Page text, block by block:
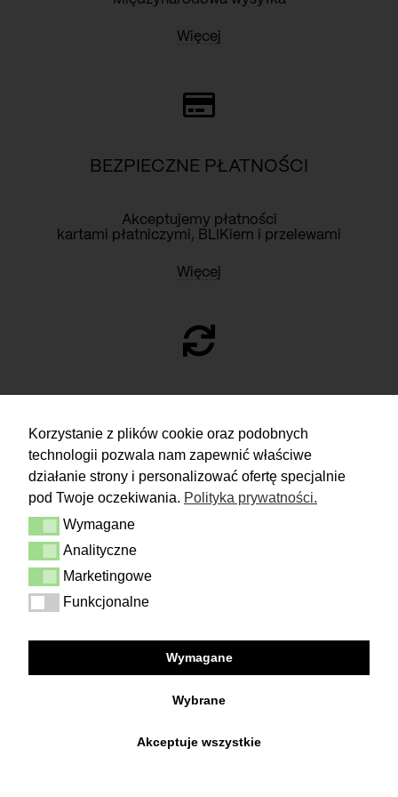
Korzystanie z plików cookie oraz podobnych
technologii pozwala nam zapewnić właściwe
działanie strony i personalizować ofertę specjalnie
pod Twoje oczekiwania. Polityka prywatności.
Wymagane
Wymagane
Analityczne
Analityczne
Marketingowe
Marketingowe
Funkcjonalne
Funkcjonalne
Wymagane
Wybrane
Akceptuje wszystkie
Więcej
BEZPIECZNE PŁATNOŚCI
Akceptujemy płatności
kartami płatniczymi, BLIKiem i przelewami
Więcej
Masz 14 dni na podjęcie
decyzji i spokojne rozważenie zakupu.
Więcej
Dostawa i zwrot
Kontakt
Regulamin
Polityka prywatności